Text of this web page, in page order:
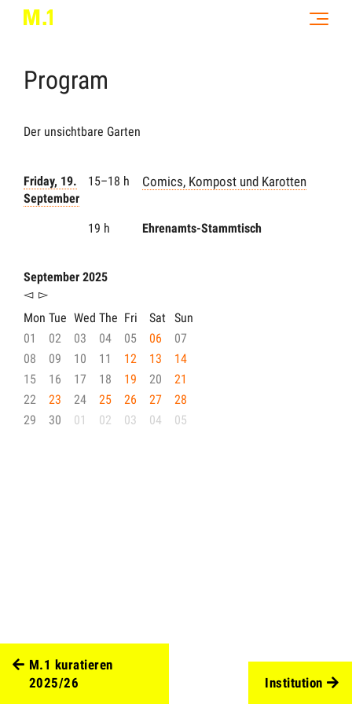
Program
Der unsichtbare Garten
Friday, 19.
September
15–18 h Comics, Kompost und Karotten
19 h Ehrenamts-Stammtisch
September 2025
◅ ▻
Mon Tue Wed The Fri Sat Sun
01
02 03 04 05 06
07
08
09 10 11 12 13
14
15
16 17 18 19 20
21
22
23 24 25 26 27
28
29
30 01 02 03 04 05
M.1 kuratieren
2025/26
Institution